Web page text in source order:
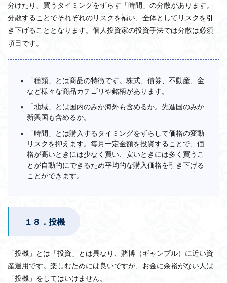
分けたり、買うタイミングをずらす「時間」の分散があります。
分散することでそれぞれのリスクを補い、全体としてリスクを引
き下げることとなります。個人投資家の投資手法では分散は必須
項目です。
「種類」とは商品の特徴です。株式、債券、不動産、金
など様々な商品カテゴリや銘柄があります。
「地域」とは国内のみか海外も含めるか。先進国のみか
新興国も含めるか。
「時間」とは購入するタイミングをずらして価格の変動
リスクを抑えます。毎月一定金額を投資することで、価
格が高いときには少なく買い、安いときには多く買うこ
とが自動的にできるため平均的な購入価格を引き下げる
ことができます。
１８．投機
「投機」とは「投資」とは異なり、賭博（ギャンブル）に近い資
産運用です。楽しむためには良いですが、お金に余裕がない人は
「投機」をしてはいけません。